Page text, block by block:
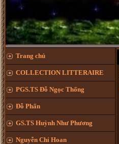
Trang chủ
COLLECTION LITTERAIRE
PGS.TS Đỗ Ngọc Thống
Đỗ Phấn
GS.TS Huỳnh Như Phương
Nguyễn Chí Hoan